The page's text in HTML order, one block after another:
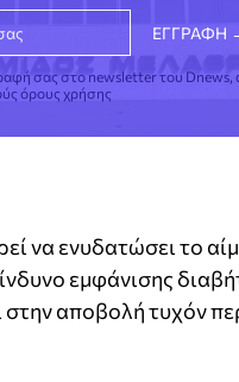
σας στο newsletter του Dnews,
όρους χρήσης
να ενυδατώσει το
εμφάνισης
στην αποβολή τυχόν